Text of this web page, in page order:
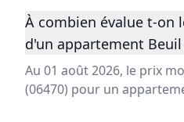
À combien évalue t-on
d'un appartement Beuil
Au 01 août 2026, le prix
(06470) pour un